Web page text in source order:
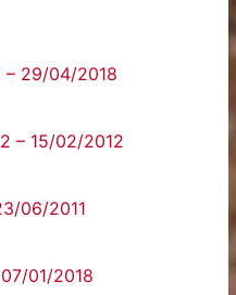
– 29/04/2018
– 15/02/2012
06/2011
01/2018‌